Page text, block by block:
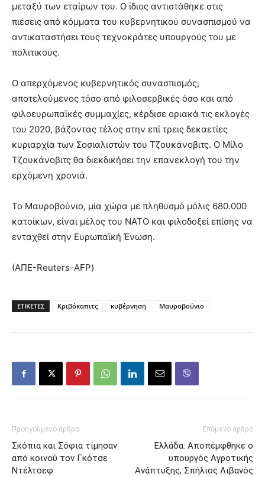
μεταξύ των εταίρων του. Ο ίδιος αντιστάθηκε στις
πιέσεις από κόμματα του κυβερνητικού συνασπισμού να
αντικαταστήσει τους τεχνοκράτες υπουργούς του με
πολιτικούς.
Ο απερχόμενος κυβερνητικός συνασπισμός,
αποτελούμενος τόσο από φιλοσερβικές όσο και από
φιλοευρωπαϊκές συμμαχίες, κέρδισε οριακά τις εκλογές
του 2020, βάζοντας τέλος στην επί τρεις δεκαετίες
κυριαρχία των Σοσιαλιστών του Τζουκάνοβιτς. Ο Μίλο
Τζουκάνοβιτς θα διεκδικήσει την επανεκλογή του την
ερχόμενη χρονιά.
Το Μαυροβούνιο, μία χώρα με πληθυσμό μόλις 680.000
κατοίκων, είναι μέλος του ΝΑΤΟ και φιλοδοξεί επίσης να
ενταχθεί στην Ευρωπαϊκή Ένωση.
(ΑΠΕ-Reuters-AFP)
ΕΤΙΚΕΤΕΣ Κριβόκαπιτς κυβέρνηση Μαυροβούνιο
Προηγούμενο άρθρο
Σκόπια και Σόφια τίμησαν
από κοινού τον Γκότσε
Ντέλτσεφ
Επόμενο άρθρο
Ελλάδα: Αποπέμφθηκε ο
υπουργός Αγροτικής
Ανάπτυξης, Σπήλιος Λιβανός